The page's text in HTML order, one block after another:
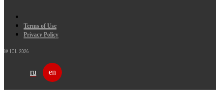
Terms of Use
Privacy Policy
© ICL 2026
ru en